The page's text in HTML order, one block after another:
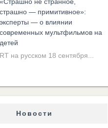
страшно — примитивное»:
эксперты — о влиянии
современных мультфильмов на
детей
RT на русском 18 сентября...
Новости